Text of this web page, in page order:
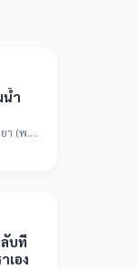
น้ำ
า (พ.ศ.
บที่
เอง